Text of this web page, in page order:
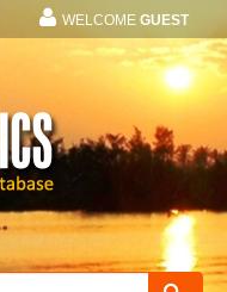
WELCOME GUEST